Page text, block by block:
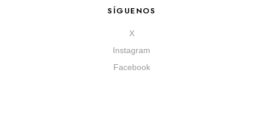
SÍGUENOS
X
Instagram
Facebook